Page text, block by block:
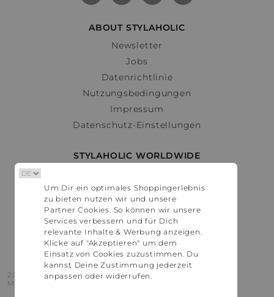
ABOUT STYLAHOLIC
Newsletter
Jobs
Datenrichtlinie
Nutzungsbedingungen
Impressum
Datenschutz-Einstellungen
STYLAHOLIC WORLDWIDE
Österreich
Schweiz
France
United States
2016 - 2026 © Stylaholic.
Made for you with love in munich.
Um Dir ein optimales Shoppingerlebnis
zu bieten nutzen wir und unsere
Partner Cookies. So können wir unsere
Services verbessern und für Dich
relevante Inhalte & Werbung anzeigen.
Klicke auf "Akzeptieren" um dem
Einsatz von Cookies zuzustimmen. Du
kannst Deine Zustimmung jederzeit
anpassen oder widerrufen.